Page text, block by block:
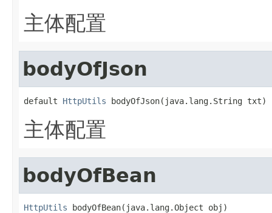
主体配置
bodyOfJson
default HttpUtils bodyOfJson(java.lang.String txt)
主体配置
bodyOfBean
HttpUtils bodyOfBean(java.lang.Object obj)